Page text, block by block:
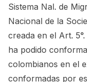
Sistema Nal. de
Nacional de la
creada en el Art.
ha podido
colombianos en el
conformadas por